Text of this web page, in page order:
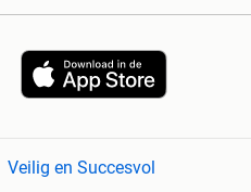
Veilig en Succesvol